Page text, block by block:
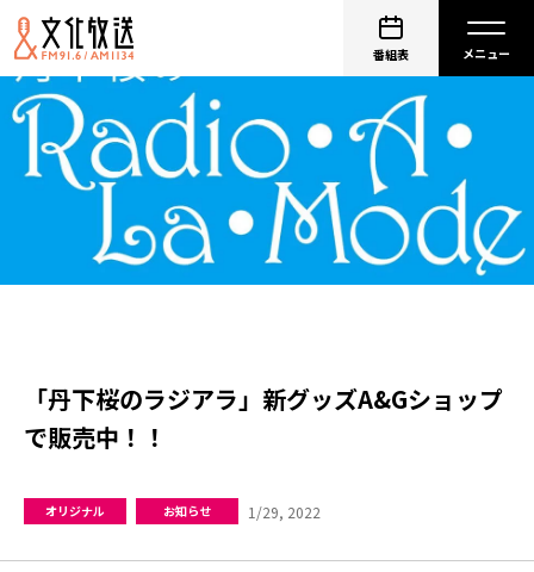
番組表
「丹下桜のラジアラ」新グッズA&Gショップ
で販売中！！
オリジナル お知らせ 1/29, 2022